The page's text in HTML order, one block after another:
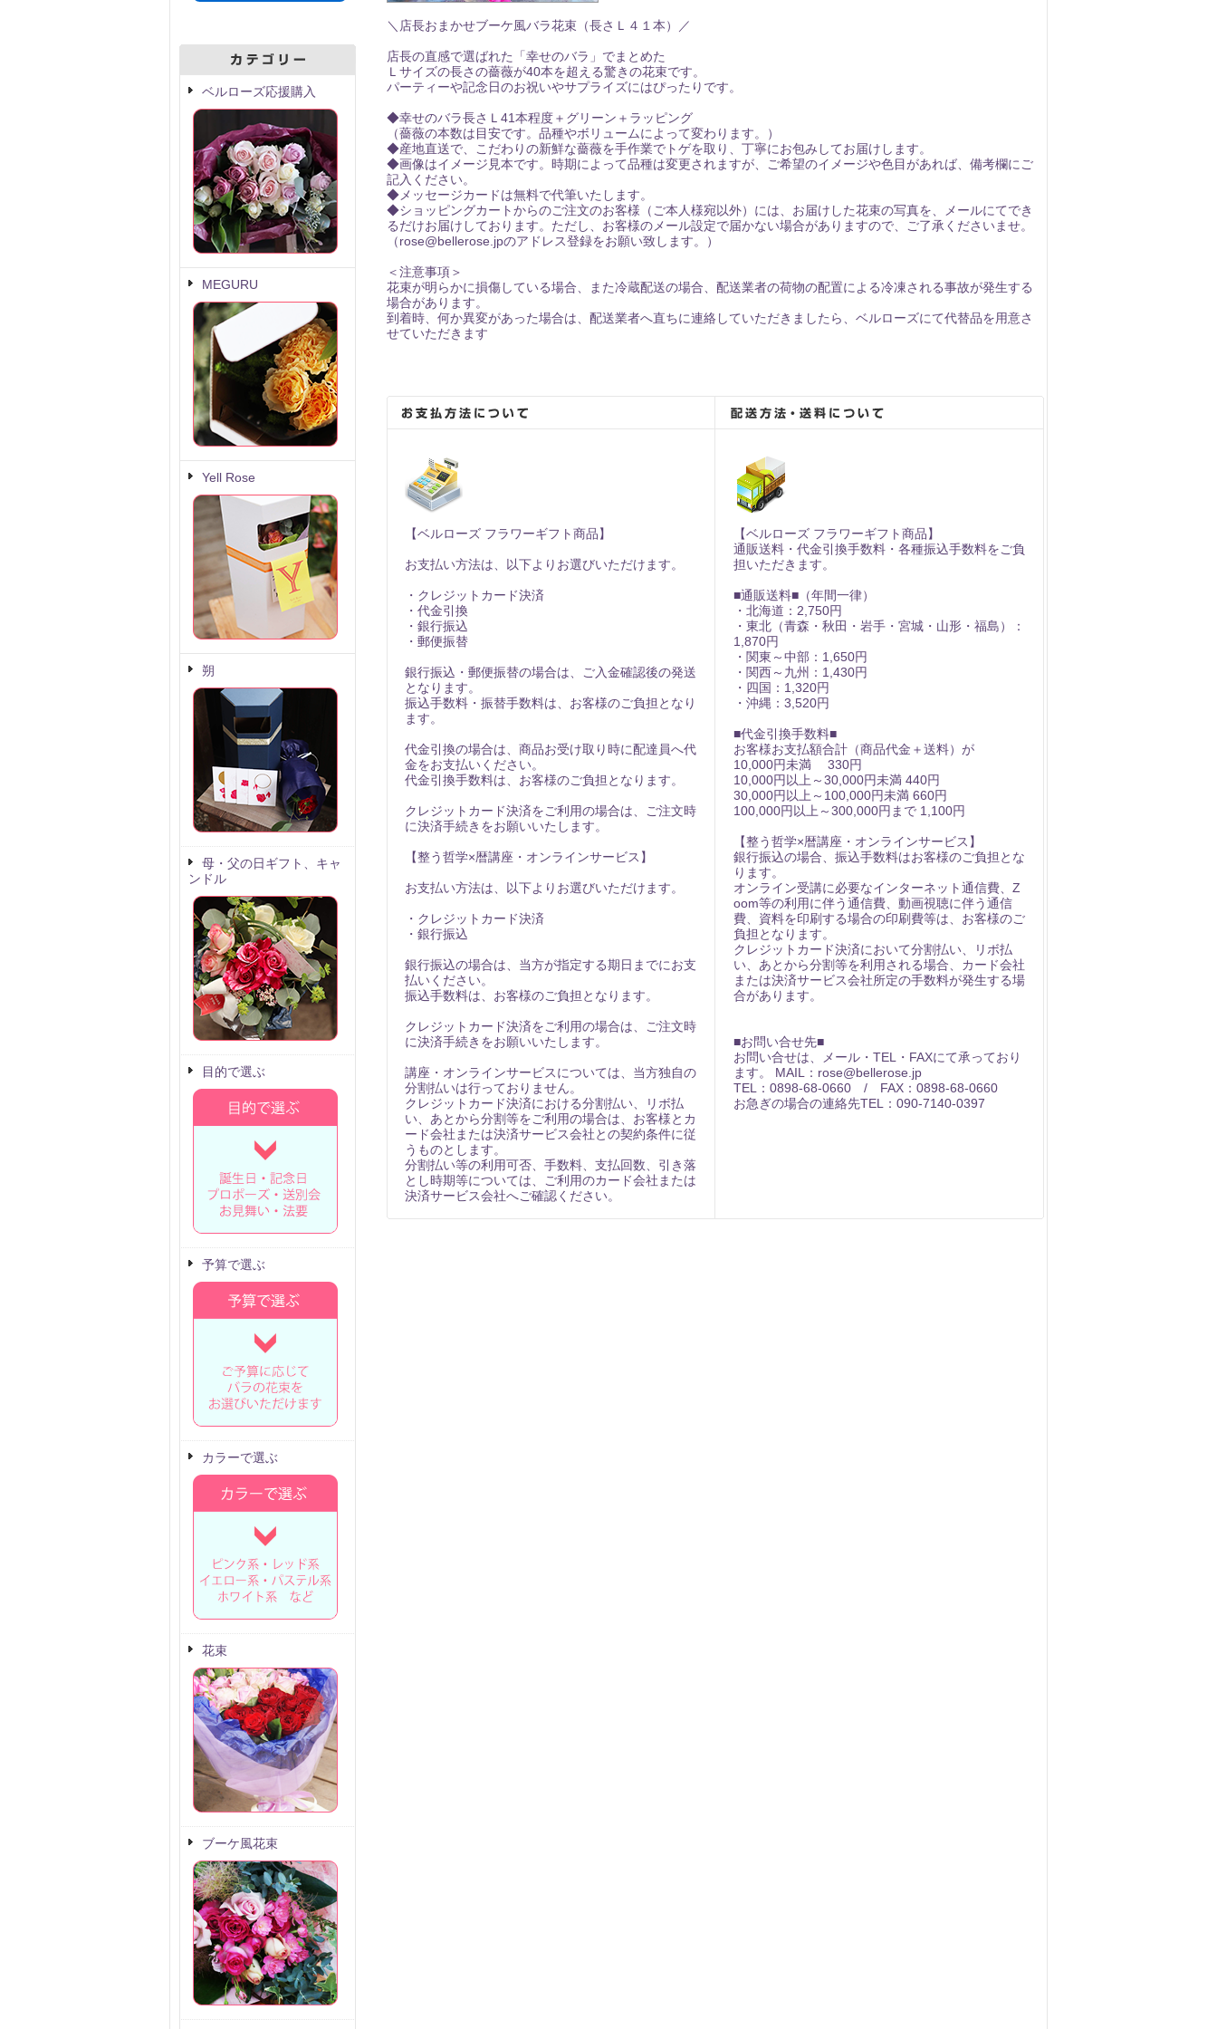
ベルローズ応援購入
MEGURU
Yell Rose
朔
母・父の日ギフト、キャ
ンドル
目的で選ぶ
予算で選ぶ
カラーで選ぶ
花束
ブーケ風花束
＼店長おまかせブーケ風バラ花束（長さＬ４１本）／
店長の直感で選ばれた「幸せのバラ」でまとめた
Ｌサイズの長さの薔薇が40本を超える驚きの花束です。
パーティーや記念日のお祝いやサプライズにはぴったりです。
◆幸せのバラ長さＬ41本程度＋グリーン＋ラッピング
（薔薇の本数は目安です。品種やボリュームによって変わります。）
◆産地直送で、こだわりの新鮮な薔薇を手作業でトゲを取り、丁寧にお包みしてお届けします。
◆画像はイメージ見本です。時期によって品種は変更されますが、ご希望のイメージや色目があれば、備考欄にご
記入ください。
◆メッセージカードは無料で代筆いたします。
◆ショッピングカートからのご注文のお客様（ご本人様宛以外）には、お届けした花束の写真を、メールにてでき
るだけお届けしております。ただし、お客様のメール設定で届かない場合がありますので、ご了承くださいませ。
（rose@bellerose.jpのアドレス登録をお願い致します。）
＜注意事項＞
花束が明らかに損傷している場合、また冷蔵配送の場合、配送業者の荷物の配置による冷凍される事故が発生する
場合があります。
到着時、何か異変があった場合は、配送業者へ直ちに連絡していただきましたら、ベルローズにて代替品を用意さ
せていただきます
【ベルローズ フラワーギフト商品】
お支払い方法は、以下よりお選びいただけます。
・クレジットカード決済
・代金引換
・銀行振込
・郵便振替
銀行振込・郵便振替の場合は、ご入金確認後の発送
となります。
振込手数料・振替手数料は、お客様のご負担となり
ます。
代金引換の場合は、商品お受け取り時に配達員へ代
金をお支払いください。
代金引換手数料は、お客様のご負担となります。
クレジットカード決済をご利用の場合は、ご注文時
に決済手続きをお願いいたします。
【整う哲学×暦講座・オンラインサービス】
お支払い方法は、以下よりお選びいただけます。
・クレジットカード決済
・銀行振込
銀行振込の場合は、当方が指定する期日までにお支
払いください。
振込手数料は、お客様のご負担となります。
クレジットカード決済をご利用の場合は、ご注文時
に決済手続きをお願いいたします。
講座・オンラインサービスについては、当方独自の
分割払いは行っておりません。
クレジットカード決済における分割払い、リボ払
い、あとから分割等をご利用の場合は、お客様とカ
ード会社または決済サービス会社との契約条件に従
うものとします。
分割払い等の利用可否、手数料、支払回数、引き落
とし時期等については、ご利用のカード会社または
決済サービス会社へご確認ください。
【ベルローズ フラワーギフト商品】
通販送料・代金引換手数料・各種振込手数料をご負
担いただきます。
■通販送料■（年間一律）
・北海道：2,750円
・東北（青森・秋田・岩手・宮城・山形・福島）：
1,870円
・関東～中部：1,650円
・関西～九州：1,430円
・四国：1,320円
・沖縄：3,520円
■代金引換手数料■
お客様お支払額合計（商品代金＋送料）が
10,000円未満 330円
10,000円以上～30,000円未満 440円
30,000円以上～100,000円未満 660円
100,000円以上～300,000円まで 1,100円
【整う哲学×暦講座・オンラインサービス】
銀行振込の場合、振込手数料はお客様のご負担とな
ります。
オンライン受講に必要なインターネット通信費、Z
oom等の利用に伴う通信費、動画視聴に伴う通信
費、資料を印刷する場合の印刷費等は、お客様のご
負担となります。
クレジットカード決済において分割払い、リボ払
い、あとから分割等を利用される場合、カード会社
または決済サービス会社所定の手数料が発生する場
合があります。
■お問い合せ先■
お問い合せは、メール・TEL・FAXにて承っており
ます。 MAIL：rose@bellerose.jp
TEL：0898-68-0660 / FAX：0898-68-0660
お急ぎの場合の連絡先TEL：090-7140-0397